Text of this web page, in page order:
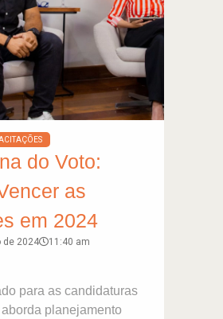
do Voto:
as
em 2024
de 2024 11:40 am
para as candidaturas
planejamento